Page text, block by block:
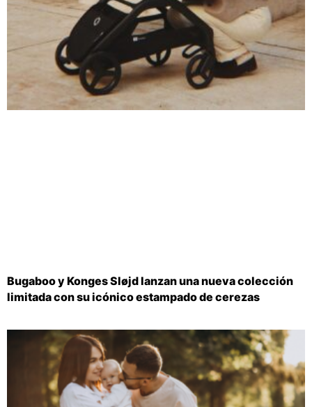
Bugaboo y Konges Sløjd lanzan una nueva colección
limitada con su icónico estampado de cerezas